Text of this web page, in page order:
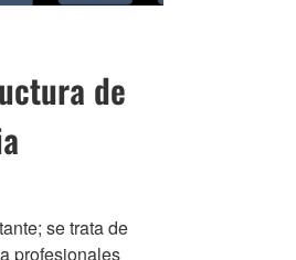
de
se trata de
profesionales